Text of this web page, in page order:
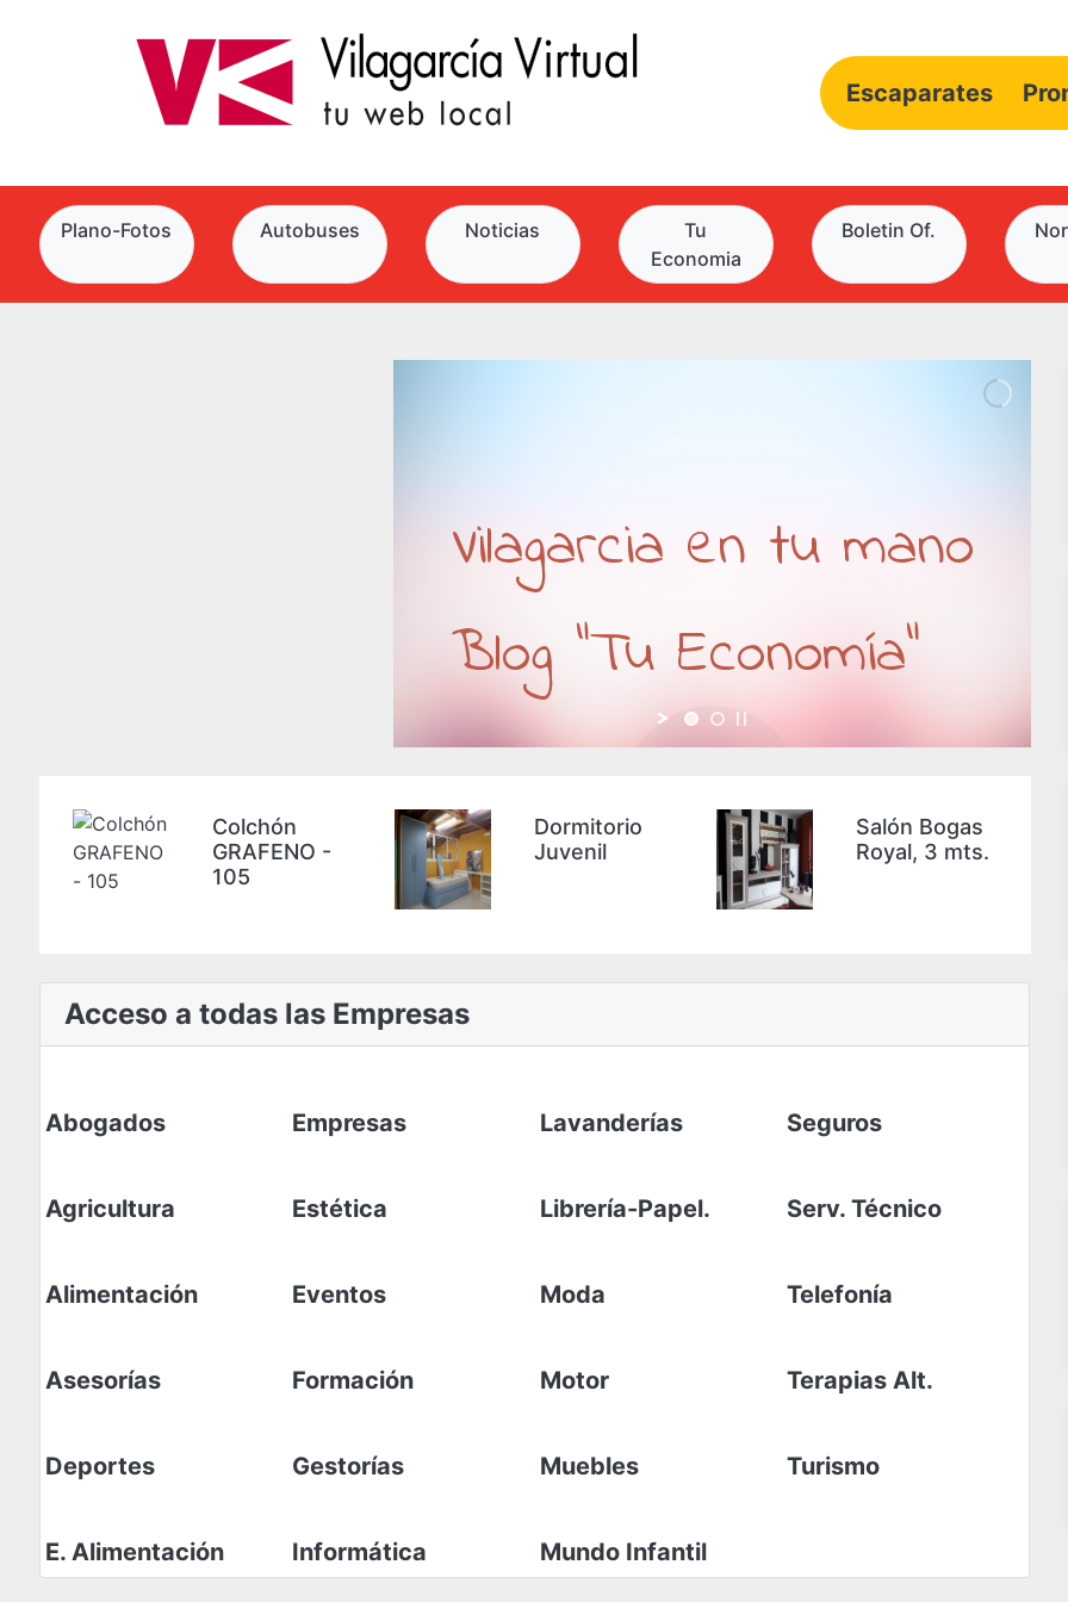
Escaparates
Plano-Fotos Autobuses Noticias
Tu
Economia
Boletin Of.
Vilagarcia en tu mano
Blog "Tu Economía"
Dormitorio
Juvenil
Salón Bogas
Royal, 3 mts.
Colchón
GRAFENO -
Acceso a todas las Empresas
Abogados
Agricultura
Alimentación
Asesorías
Deportes
E. Alimentación
Empresas
Estética
Eventos
Formación
Gestorías
Informática
Lavanderías
Librería-Papel.
Moda
Motor
Muebles
Mundo Infantil
Seguros
Serv. Técnico
Telefonía
Terapias Alt.
Turismo